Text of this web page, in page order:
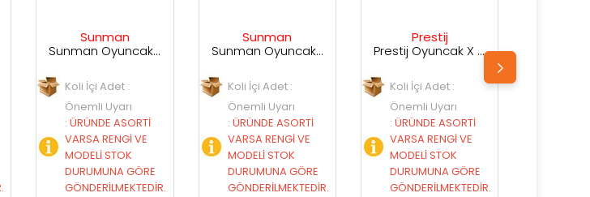
VE
Sunman
Koli İçi Adet :
Önemli Uyarı
:ÜRÜNDE ASORTİ
VARSA RENGİ VE
MODELİ STOK
DURUMUNA GÖRE
GÖNDERİLMEKTEDİR.
Prestij
Koli İçi Adet :
Önemli Uyarı
:ÜRÜNDE ASORTİ
VARSA RENGİ VE
MODELİ STOK
DURUMUNA GÖRE
GÖNDERİLMEKTEDİR.
Prestij Oyuncak Kutulu Su Silahı
Koli İçi Adet :
Önemli Uyarı
:ÜRÜNDE ASORTİ
VARSA RENGİ VE
MODELİ STOK
DURUMUNA GÖRE
GÖNDERİLMEKTEDİR.